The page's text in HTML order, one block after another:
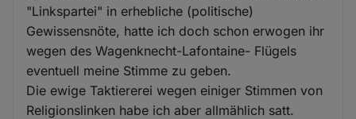
"Linkspartei" in erhebliche (politische)
Gewissensnöte, hatte ich doch schon erwogen ihr
wegen des Wagenknecht-Lafontaine- Flügels
eventuell meine Stimme zu geben.
Die ewige Taktiererei wegen einiger Stimmen von
Religionslinken habe ich aber allmählich satt.